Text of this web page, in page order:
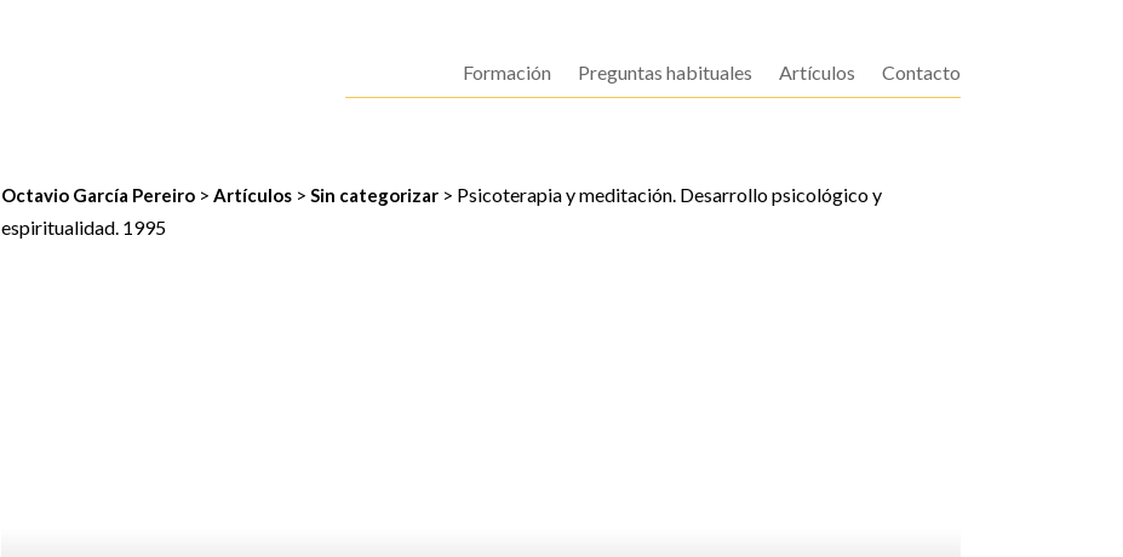
Formación Preguntas habituales Artículos Contacto
Octavio García Pereiro> Artículos> Sin categorizar> Psicoterapia y meditación. Desarrollo psicológico y
espiritualidad. 1995